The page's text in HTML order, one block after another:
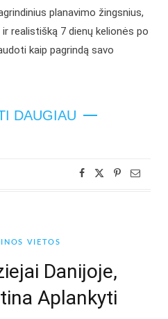
planavimo žingsnius,
realistišką 7 dienų kelionės po
kaip pagrindą savo
DAUGIAU
VIETOS
Danijoje,
Aplankyti